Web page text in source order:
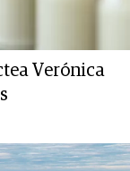
Verónica